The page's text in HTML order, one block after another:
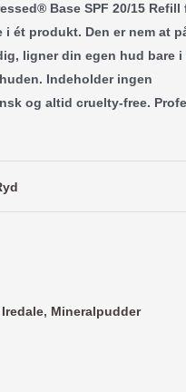
Base SPF 20/15 Refill
ét produkt. Den er nem at
ligner din egen hud bare i
Indeholder ingen
og altid cruelty-free.
, Mineralpudder